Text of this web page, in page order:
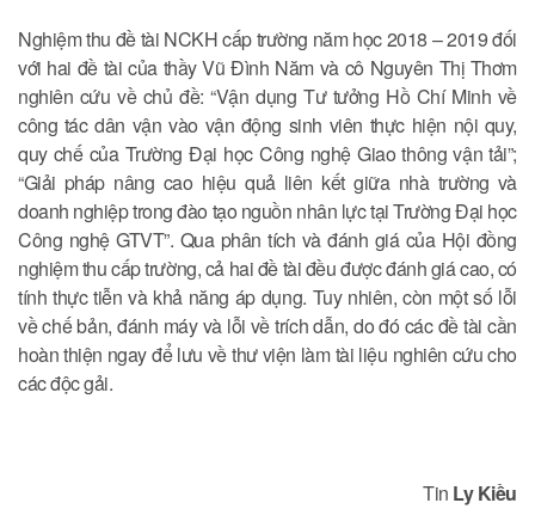
Nghiệm thu đề tài NCKH cấp trường năm học 2018 – 2019 đối
với hai đề tài của thầy Vũ Đình Năm và cô Nguyên Thị Thơm
nghiên cứu về chủ đề: “Vận dụng Tư tưởng Hồ Chí Minh về
công tác dân vận vào vận động sinh viên thực hiện nội quy,
quy chế của Trường Đại học Công nghệ Giao thông vận tải”;
“Giải pháp nâng cao hiệu quả liên kết giữa nhà trường và
doanh nghiệp trong đào tạo nguồn nhân lực tại Trường Đại học
Công nghệ GTVT”. Qua phân tích và đánh giá của Hội đồng
nghiệm thu cấp trường, cả hai đề tài đều được đánh giá cao, có
tính thực tiễn và khả năng áp dụng. Tuy nhiên, còn một số lỗi
về chế bản, đánh máy và lỗi về trích dẫn, do đó các đề tài cần
hoàn thiện ngay để lưu về thư viện làm tài liệu nghiên cứu cho
các độc gải.
Tin Ly Kiều